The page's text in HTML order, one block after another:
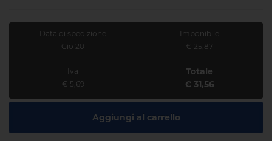
Data di spedizione
Gio 20
Imponibile
€ 25,87
Iva
€ 5,69
Totale
€ 31,56
Aggiungi al carrello